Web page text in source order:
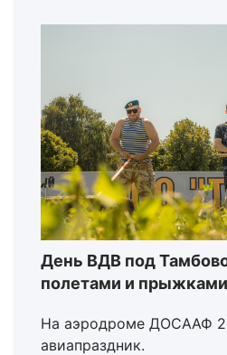
День ВДВ под
полетами и
На аэродроме ДОСААФ 2
авиапраздник.